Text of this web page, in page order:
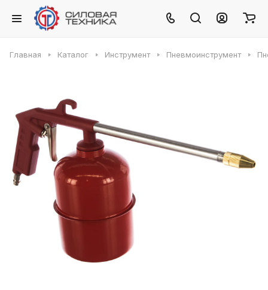
Главная Каталог Инструмент Пневмоинструмент